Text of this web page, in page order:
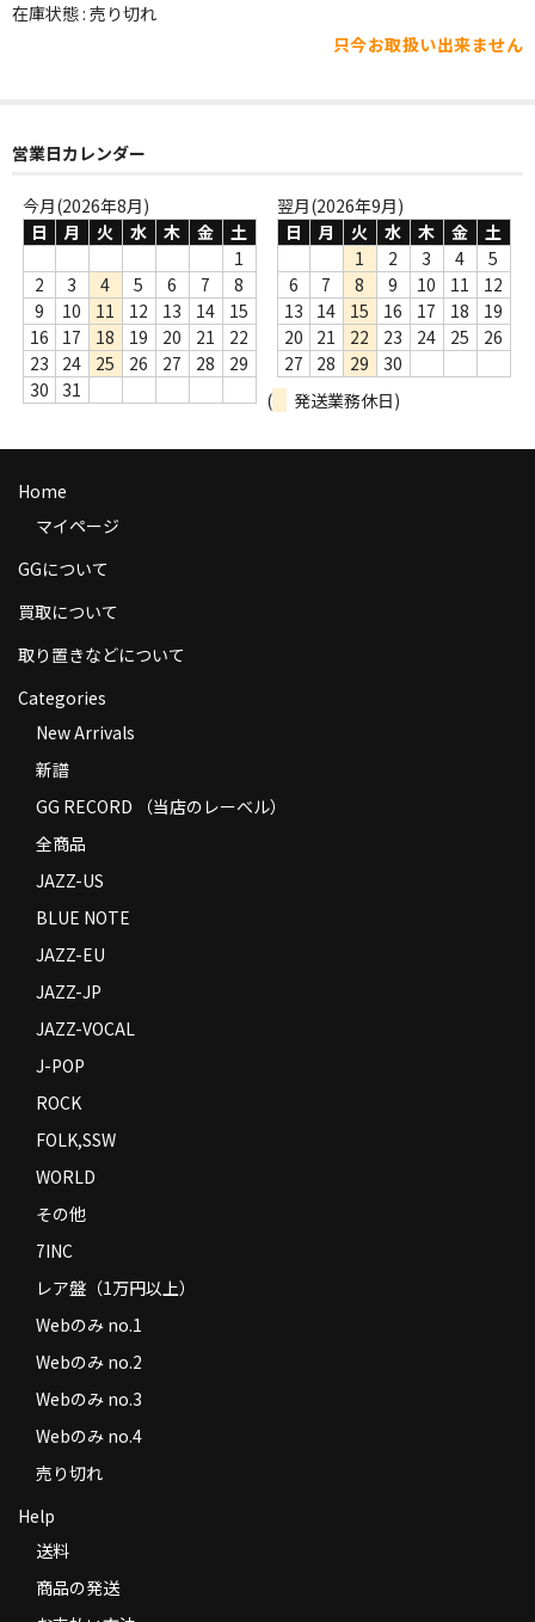
WORLD
Webのみ no.1
Webのみ no.2
Webのみ no.3
Webのみ no.4
送料
商品の発送
お支払い方法
コンディション
Privacy Policy
Contact
在庫状態 : 売り切れ
只今お取扱い出来ません
営業日カレンダー
今月(2026年8月)
日
月 火 水 木 金
土
1
2
3 4 5 6 7
8
9
10 11 12 13 14
15
16
17 18 19 20 21
22
23
24 25 26 27 28
29
30
31
翌月(2026年9月)
日
月 火 水 木 金
土
1
2 3 4
5
6
7 8 9 10 11
12
13
14 15 16 17 18
19
20
21 22 23 24 25
26
27
28 29
30
(
発送業務休日)
Home
マイページ
GGについて
買取について
取り置きなどについて
Categories
New Arrivals
新譜
GG RECORD （当店のレーベル）
全商品
JAZZ-US
BLUE NOTE
JAZZ-EU
JAZZ-JP
JAZZ-VOCAL
J-POP
ROCK
FOLK,SSW
WORLD
その他
7INC
レア盤（1万円以上）
Webのみ no.1
Webのみ no.2
Webのみ no.3
Webのみ no.4
売り切れ
Help
送料
商品の発送